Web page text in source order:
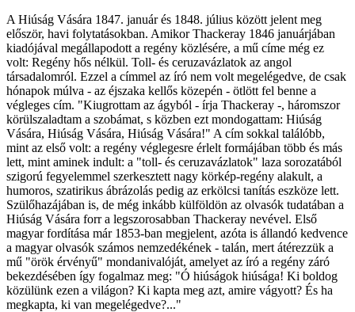
A Hiúság Vására 1847. január és 1848. július között jelent meg
először, havi folytatásokban. Amikor Thackeray 1846 januárjában
kiadójával megállapodott a regény közlésére, a mű címe még ez
volt: Regény hős nélkül. Toll- és ceruzavázlatok az angol
társadalomról. Ezzel a címmel az író nem volt megelégedve, de csak
hónapok múlva - az éjszaka kellős közepén - ötlött fel benne a
végleges cím. "Kiugrottam az ágyból - írja Thackeray -, háromszor
körülszaladtam a szobámat, s közben ezt mondogattam: Hiúság
Vására, Hiúság Vására, Hiúság Vására!" A cím sokkal találóbb,
mint az első volt: a regény véglegesre érlelt formájában több és más
lett, mint aminek indult: a "toll- és ceruzavázlatok" laza sorozatából
szigorú fegyelemmel szerkesztett nagy körkép-regény alakult, a
humoros, szatirikus ábrázolás pedig az erkölcsi tanítás eszköze lett.
Szülőhazájában is, de még inkább külföldön az olvasók tudatában a
Hiúság Vására forr a legszorosabban Thackeray nevével. Első
magyar fordítása már 1853-ban megjelent, azóta is állandó kedvence
a magyar olvasók számos nemzedékének - talán, mert átérezzük a
mű "örök érvényű" mondanivalóját, amelyet az író a regény záró
bekezdésében így fogalmaz meg: "Ó hiúságok hiúsága! Ki boldog
közülünk ezen a világon? Ki kapta meg azt, amire vágyott? És ha
megkapta, ki van megelégedve?..."